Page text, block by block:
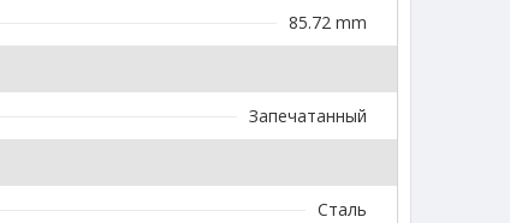
85.72 mm
Запечатанный
Сталь